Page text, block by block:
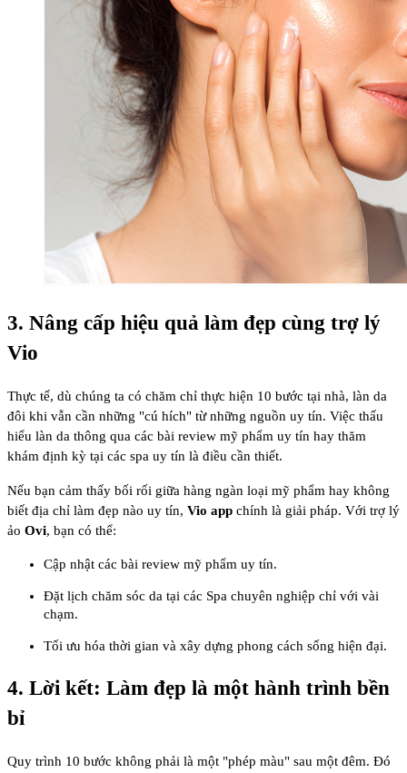
3. Nâng cấp hiệu quả làm đẹp cùng trợ lý
Vio
Thực tế, dù chúng ta có chăm chỉ thực hiện 10 bước tại nhà, làn da
đôi khi vẫn cần những "cú hích" từ những nguồn uy tín. Việc thấu
hiểu làn da thông qua các bài review mỹ phẩm uy tín hay thăm
khám định kỳ tại các spa uy tín là điều cần thiết.
Nếu bạn cảm thấy bối rối giữa hàng ngàn loại mỹ phẩm hay không
biết địa chỉ làm đẹp nào uy tín, Vio app chính là giải pháp. Với trợ lý
ảo Ovi, bạn có thể:
Cập nhật các bài review mỹ phẩm uy tín.
Đặt lịch chăm sóc da tại các Spa chuyên nghiệp chỉ với vài
chạm.
Tối ưu hóa thời gian và xây dựng phong cách sống hiện đại.
4. Lời kết: Làm đẹp là một hành trình bền
bỉ
Quy trình 10 bước không phải là một "phép màu" sau một đêm. Đó